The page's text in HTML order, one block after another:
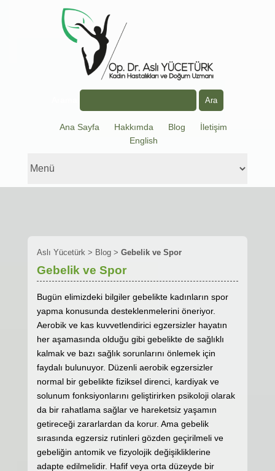
Ana Sayfa Hakkımda Blog
İletişim
English
Aslı Yücetürk> Blog> Gebelik ve Spor
Gebelik ve Spor
Bugün elimizdeki bilgiler gebelikte kadınların spor
yapma konusunda desteklenmelerini öneriyor.
Aerobik ve kas kuvvetlendirici egzersizler hayatın
her aşamasında olduğu gibi gebelikte de sağlıklı
kalmak ve bazı sağlık sorunlarını önlemek için
faydalı bulunuyor. Düzenli aerobik egzersizler
normal bir gebelikte fiziksel direnci, kardiyak ve
solunum fonksiyonlarını geliştirirken psikoloji olarak
da bir rahatlama sağlar ve hareketsiz yaşamın
getireceği zararlardan da korur. Ama gebelik
sırasında egzersiz rutinleri gözden geçirilmeli ve
gebeliğin antomik ve fizyolojik değişikliklerine
adapte edilmelidir. Hafif veya orta düzeyde bir